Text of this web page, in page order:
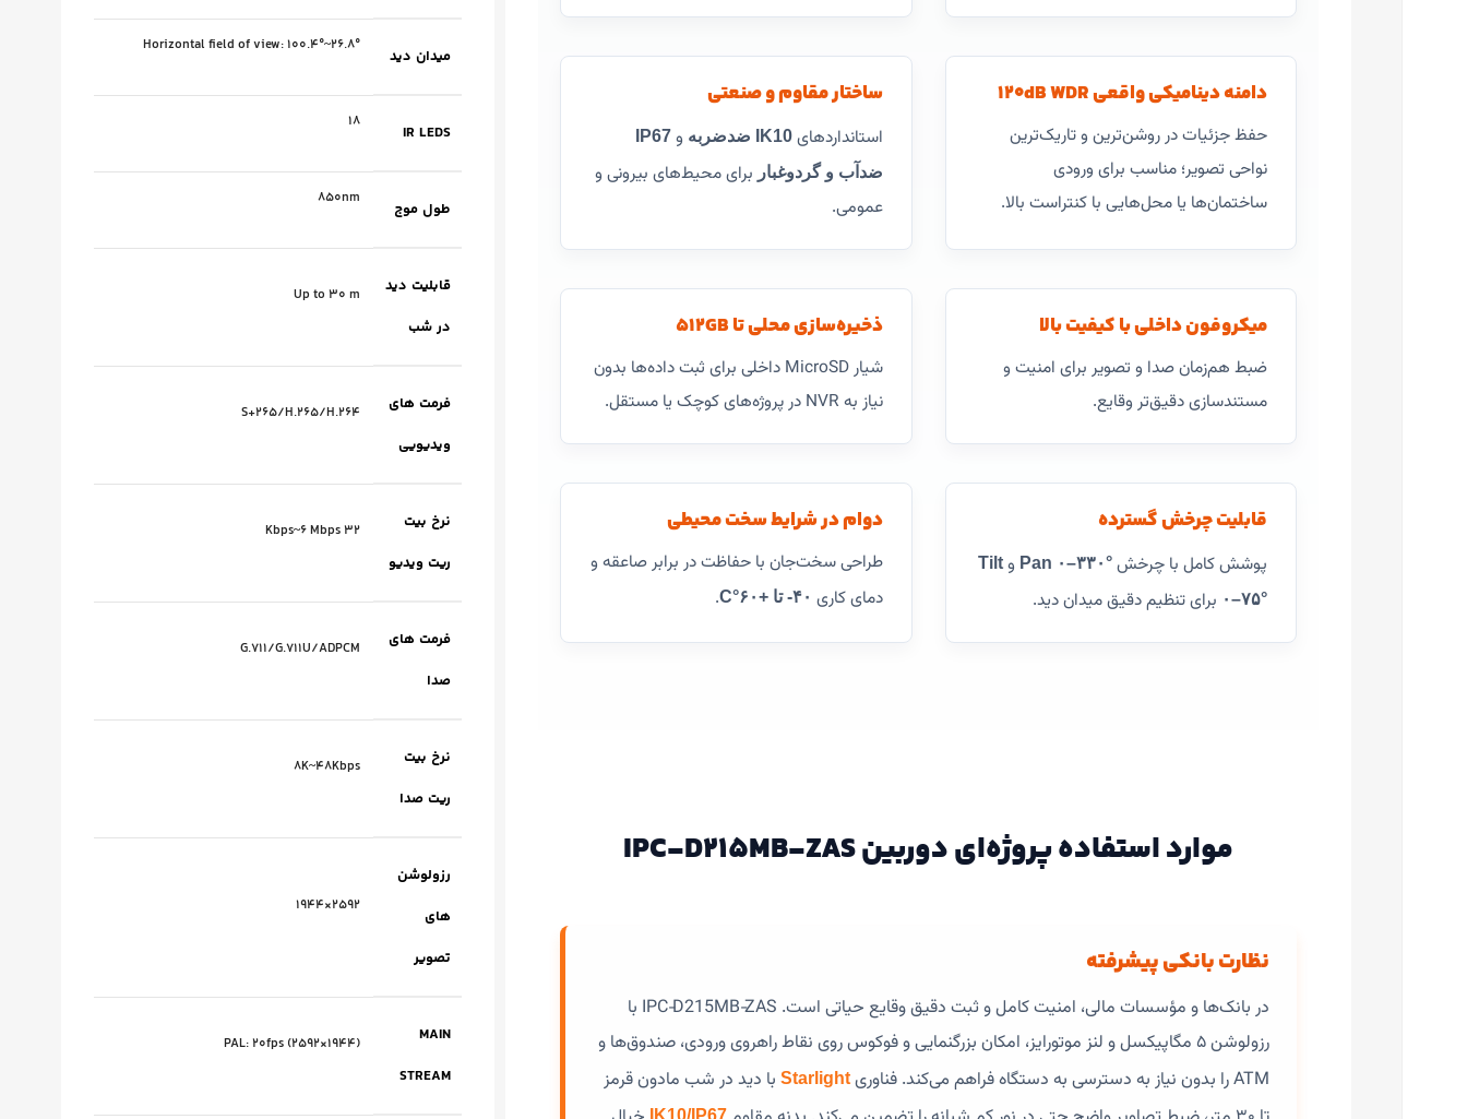
دامنه دینامیکی واقعی 120dB WDR
حفظ جزئیات در روشن‌ترین و تاریک‌ترین
نواحی تصویر؛ مناسب برای ورودی
ساختمان‌ها یا محل‌هایی با کنتراست بالا.
ساختار مقاوم و صنعتی
استانداردهایIK10 ضدضربه وIP67
ضدآب و گردوغبار برای محیط‌های بیرونی و
عمومی.
میکروفون داخلی با کیفیت بالا
ضبط هم‌زمان صدا و تصویر برای امنیت و
مستندسازی دقیق‌تر وقایع.
ذخیره‌سازی محلی تا ۵۱۲GB
شیار MicroSD داخلی برای ثبت داده‌ها بدون
نیاز به NVR در پروژه‌های کوچک یا مستقل.
قابلیت چرخش گسترده
پوشش کامل با چرخش Pan ۰–۳۳۰° و Tilt
۰–۷۵° برای تنظیم دقیق میدان دید.
دوام در شرایط سخت محیطی
طراحی سخت‌جان با حفاظت در برابر صاعقه و
دمای کاری ‎ ‑۴۰ تا +۶۰°C
موارد استفاده پروژه‌ای دوربین IPC‑D215MB‑ZAS
نظارت بانکی پیشرفته
در بانک‌ها و مؤسسات مالی، امنیت کامل و ثبت دقیق وقایع حیاتی است. IPC‑D215MB‑ZAS با
رزولوشن ۵ مگاپیکسل و لنز موتورایز، امکان بزرگنمایی و فوکوس روی نقاط راهروی ورودی، صندوق‌ها و
ATM را بدون نیاز به دسترسی به دستگاه فراهم می‌کند. فناوری
Starlight با دید در شب مادون قرمز
IK10/IP67
میدان دید
Horizontal field of view: 100.4°~26.8°
IR LEDS
۱۸
طول موج
850nm
قابلیت دید
در شب
Up to 30 m
فرمت های
ویدیویی
S+265/H.265/H.264
نرخ بیت
ریت ویدیو
32 Kbps~6 Mbps
فرمت های
صدا
G.711/G.711U/ADPCM
نرخ بیت
ریت صدا
8K~48Kbps
رزولوشن
های
تصویر
2592×1944
MAIN
STREAM
PAL: 20fps (2592×1944)